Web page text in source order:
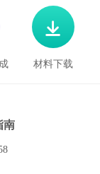

材料下载
南